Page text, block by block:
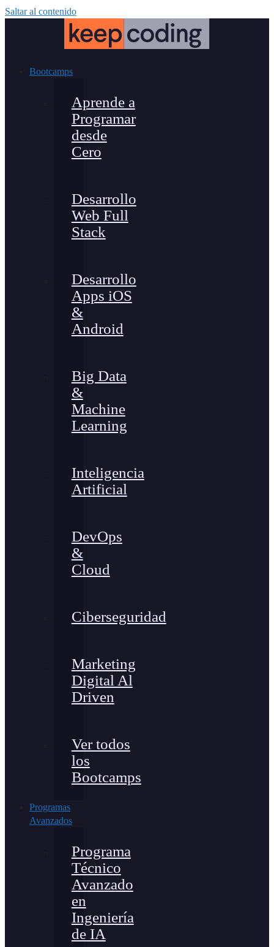
Saltar al contenido
Bootcamps
Aprende a
Programar
desde
Cero
Desarrollo
Web Full
Stack
Desarrollo
Apps iOS
&
Android
Big Data
&
Machine
Learning
Inteligencia
Artificial
DevOps
&
Cloud
Ciberseguridad
Marketing
Digital Al
Driven
Ver todos
los
Bootcamps
Programas
Avanzados
Programa
Técnico
Avanzado
en
Ingeniería
de IA